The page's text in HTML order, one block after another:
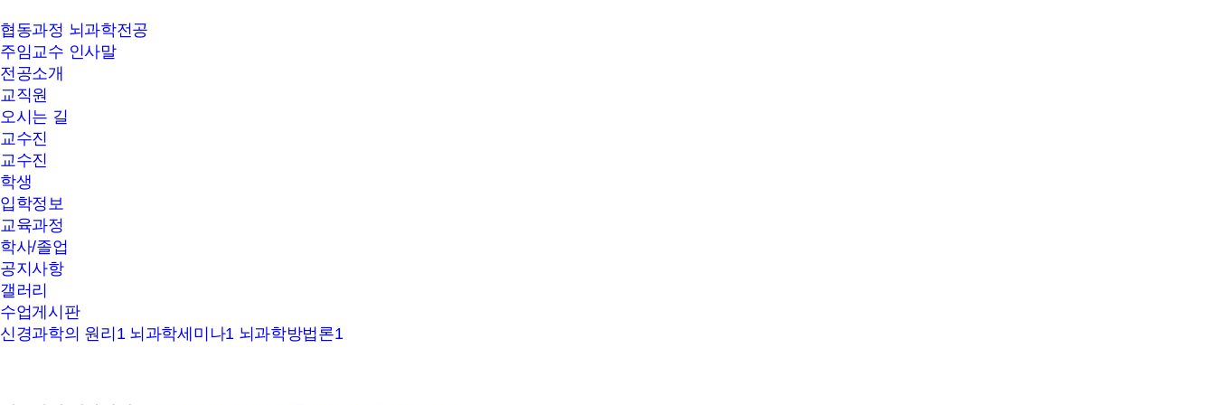
협동과정 뇌과학전공
주임교수 인사말
전공소개
교직원
오시는 길
교수진
교수진
학생
입학정보
교육과정
학사/졸업
공지사항
갤러리
수업게시판
신경과학의 원리1 뇌과학세미나1 뇌과학방법론1
뇌과학
협동과정